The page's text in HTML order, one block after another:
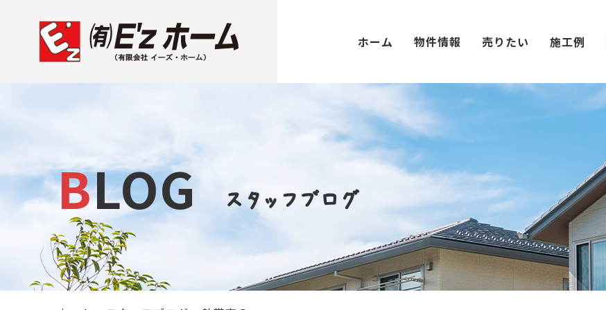
ホーム 物件情報 売りたい 施工例
BLOG スタッフブログ